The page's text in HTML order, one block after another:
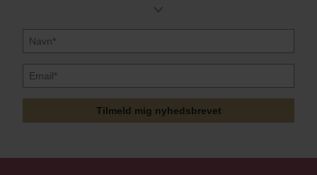
Tilmeld mig nyhedsbrevet